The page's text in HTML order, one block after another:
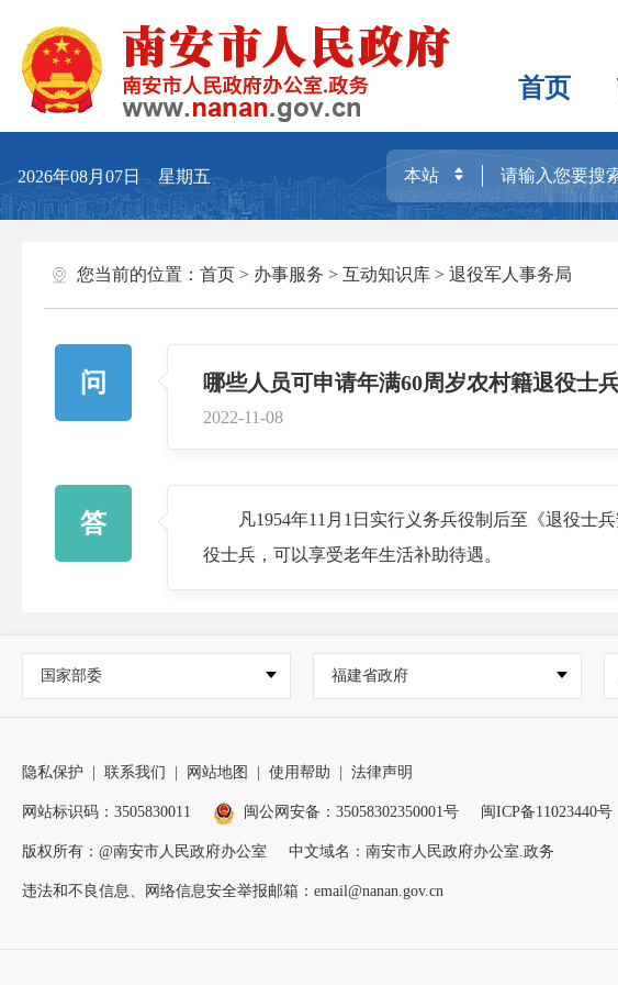
首页
2026年08月07日 星期五
您当前的位置： 首页 > 办事服务 > 互动知识库 > 退役军人事务局
问 哪些人员可申请年满60周岁农村籍退役士
2022-11-08
答
凡1954年11月1日实行义务兵役制后至《退役士兵
役士兵，可以享受老年生活补助待遇。
国家部委 福建省政府
隐私保护 联系我们 网站地图 使用帮助 法律声明
网站标识码：3505830011 闽公网安备：35058302350001号 闽ICP备11023440号
版权所有：@南安市人民政府办公室 中文域名：南安市人民政府办公室.政务
违法和不良信息、网络信息安全举报邮箱：email@nanan.gov.cn